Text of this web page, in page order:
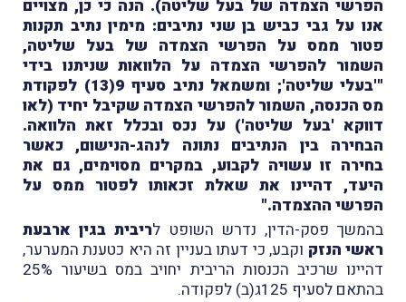
הפרשי הצמדה של בעל שליטה). הנה כי כן, מצויים
אנו על גבי כביש בן שני נתיבים: מימין נתיב תקנות
פטור ממס על הפרשי הצמדה של בעל שליטה,
השמור להפרשי הצמדה על הלוואות שניתנו בידי
"'בעלי שליטה'; ומשמאל נתיב סעיף 9(13) לפקודת
מס הכנסה, השמור להפרשי הצמדה שקיבל יחיד (לאו
דווקא 'בעל שליטה') על נכס ובכלל זאת הלוואה.
הבחירה בין הנתיבים נתונה לנהג-הנישום, כאשר
בחירה זו עשויה לקבוע, במקרים מסוימים, גם את
היעד, דהיינו את שאלת זכאותו לפטור ממס על
הפרשי ההצמדה."
בהמשך פסק-הדין, נדרש השופט לריבית בגין ארבעת
ראשי הנזק וקבע, כי דעתו בעניין זה היא כטענת המערער,
דהיינו שרכיב הכנסות הריבית יחויב במס בשיעור 25%
בהתאם לסעיף 125ג(ב) לפקודה.